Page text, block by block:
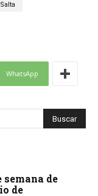
WhatsApp
semana de
de